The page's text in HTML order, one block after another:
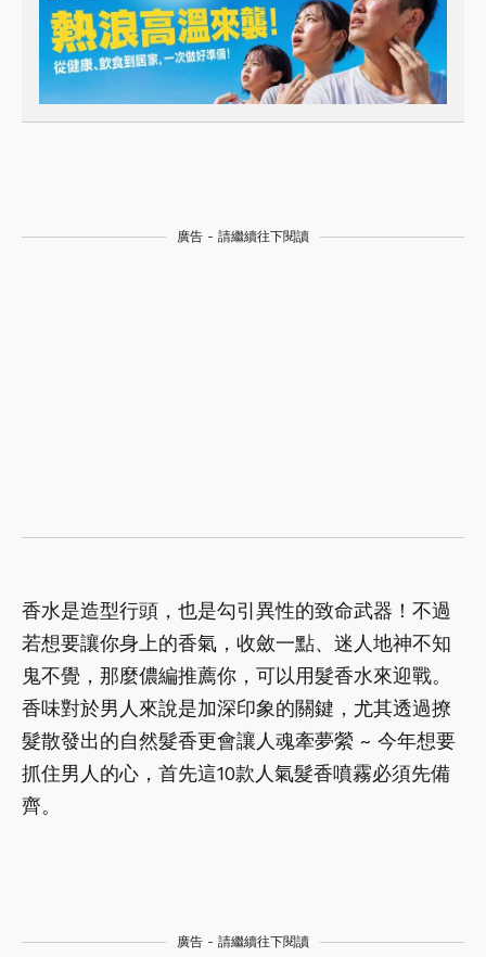
廣告 - 請繼續往下閱讀
香水是造型行頭，也是勾引異性的致命武器！不過
若想要讓你身上的香氣，收斂一點、迷人地神不知
鬼不覺，那麼儂編推薦你，可以用髮香水來迎戰。
香味對於男人來說是加深印象的關鍵，尤其透過撩
髮散發出的自然髮香更會讓人魂牽夢縈 ~ 今年想要
抓住男人的心，首先這10款人氣髮香噴霧必須先備
齊。
廣告 - 請繼續往下閱讀